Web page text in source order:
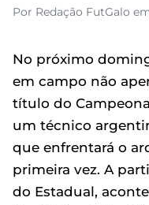
Por Redação FutGalo
No próximo
em campo não
título do
um técnico
que enfrentará o
primeira vez. A
do Estadual,